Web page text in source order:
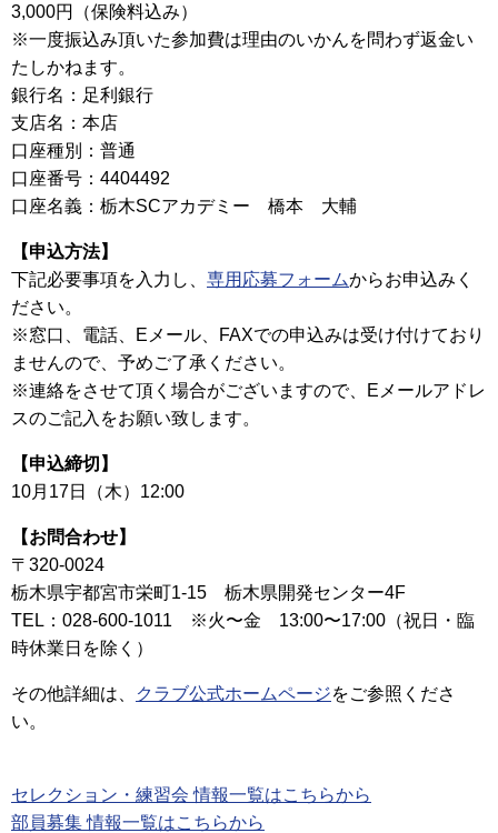
3,000円（保険料込み）
※一度振込み頂いた参加費は理由のいかんを問わず返金い
たしかねます。
銀行名：足利銀行
支店名：本店
口座種別：普通
口座番号：4404492
口座名義：栃木SCアカデミー 橋本 大輔
【申込方法】
下記必要事項を入力し、 専用応募フォームからお申込みく
ださい。
※窓口、電話、Eメール、FAXでの申込みは受け付けており
ませんので、予めご了承ください。
※連絡をさせて頂く場合がございますので、Eメールアドレ
スのご記入をお願い致します。
【申込締切】
10月17日（木）12:00
【お問合わせ】
〒320-0024
栃木県宇都宮市栄町1-15 栃木県開発センター4F
TEL：028-600-1011 ※火〜金 13:00〜17:00（祝日・臨
時休業日を除く）
その他詳細は、 クラブ公式ホームページをご参照くださ
い。
セレクション・練習会 情報一覧はこちらから
部員募集 情報一覧はこちらから